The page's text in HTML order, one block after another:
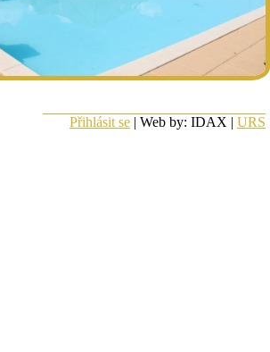
Přihlásit se | Web by: IDAX | URS